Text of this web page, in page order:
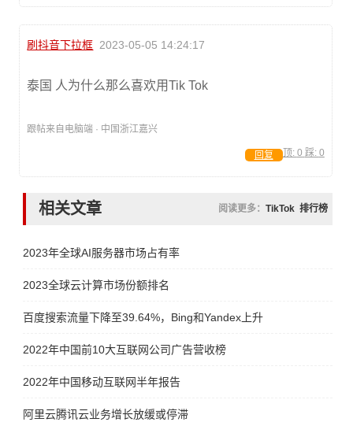
刷抖音下拉框 2023-05-05 14:24:17
泰国 人为什么那么喜欢用Tik Tok
跟帖来自电脑端 · 中国浙江嘉兴
顶: 0 踩: 0
回复
相关文章 阅读更多： TikTok 排行榜
2023年全球AI服务器市场占有率
2023全球云计算市场份额排名
百度搜索流量下降至39.64%，Bing和Yandex上升
2022年中国前10大互联网公司广告营收榜
2022年中国移动互联网半年报告
阿里云腾讯云业务增长放缓或停滞